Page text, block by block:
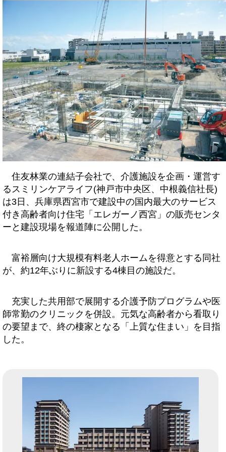
住友林業の連結子会社で、介護施設を企画・運営す
るスミリンケアライフ(神戸市中央区、中根義信社長)
は3日、兵庫県西宮市で建設中の国内最大のサービス
付き高齢者向け住宅「エレガーノ西宮」の販売センタ
ーと建設現場を報道陣に公開した。
富裕層向け大規模有料老人ホームを得意とする同社
が、約12年ぶりに新設する4棟目の施設だ。
充実した共用部で展開する介護予防プログラムや医
師常勤のクリニックを併設。元気な高齢者から看取り
の要望まで、終の棲家となる「上質な住まい」を目指
した。